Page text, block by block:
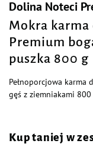
Dolina Noteci
Mokra
Premium
puszka 800 g
Pełnoporcjowa karma
gęś z ziemniakami 800
Kup taniej w